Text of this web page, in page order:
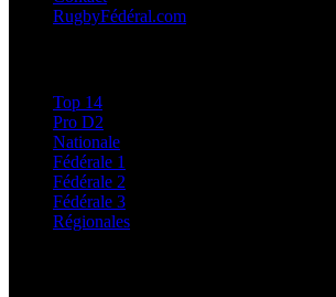
RugbyFédéral.com
Top 14
Pro D2
Nationale
Fédérale 1
Fédérale 2
Fédérale 3
Régionales